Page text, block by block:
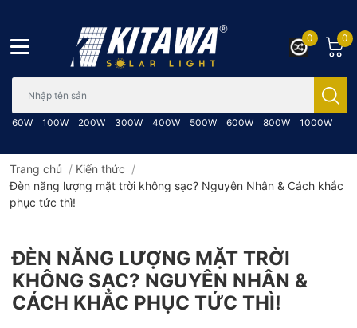
60W 100W 200W 300W 400W 500W 600W 800W 1000W
0
0
Trang chủ / Kiến thức /
Đèn năng lượng mặt trời không sạc? Nguyên Nhân & Cách khắc
phục tức thì!
ĐÈN NĂNG LƯỢNG MẶT TRỜI
KHÔNG SẠC? NGUYÊN NHÂN &
CÁCH KHẮC PHỤC TỨC THÌ!